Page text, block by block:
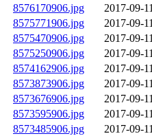
8576170906.jpg
2017-09-
8575771906.jpg
2017-09-
8575470906.jpg
2017-09-
8575250906.jpg
2017-09-
8574162906.jpg
2017-09-
8573873906.jpg
2017-09-
8573676906.jpg
2017-09-
8573595906.jpg
2017-09-
8573485906.jpg
2017-09-